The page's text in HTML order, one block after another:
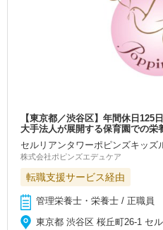
【東京都／渋谷区】年間休日125
大手法人が展開する保育園での栄
セルリアンタワーポピンズキッズ
株式会社ポピンズエデュケア
転職支援サービス経由
管理栄養士・栄養士 / 正職員
東京都 渋谷区 桜丘町26-1 セ